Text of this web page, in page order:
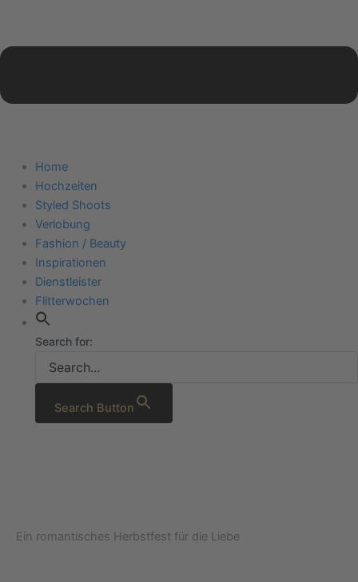
Home
Hochzeiten
Styled Shoots
Verlobung
Fashion / Beauty
Inspirationen
Dienstleister
Flitterwochen
Search for:
Search Button
Ein romantisches Herbstfest für die Liebe